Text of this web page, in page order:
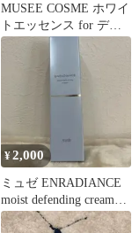
MUSEE COSME ホワイ
トエッセンス for デリ
ケートスキン
¥2,000
ミュゼ ENRADIANCE
moist defending cream
30g